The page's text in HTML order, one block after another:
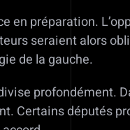
en préparation.
seraient alors
de la gauche.
profondément.
Certains députés